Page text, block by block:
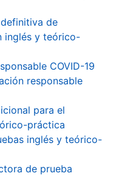
de
inglés y teórico-
COVID-19
responsable
para el
práctica
inglés y teórico-
de prueba